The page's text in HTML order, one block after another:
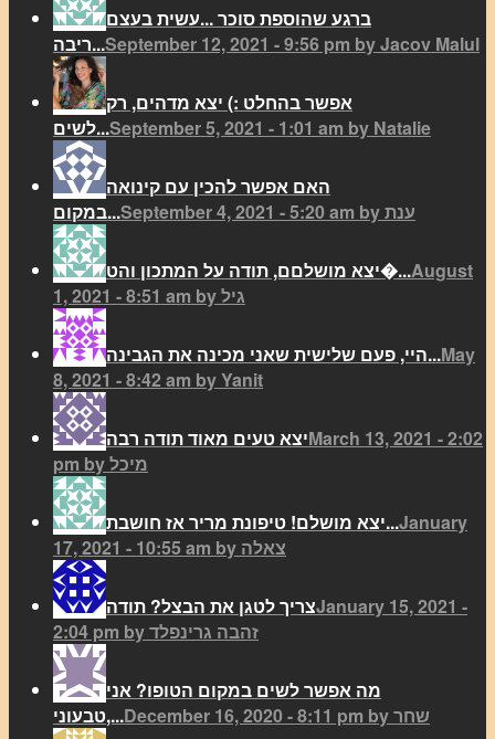
ברגע שהוספת סוכר ...עשית בעצם
ריבה...September 12, 2021 - 9:56 pm by Jacov Malul
אפשר בהחלט :) יצא מדהים, רק
לשים...September 5, 2021 - 1:01 am by Natalie
האם אפשר להכין עם קינואה
במקום...
September 4, 2021 - 5:20 am by ענת
יצא מושלםם, תודה על המתכון והט�...August
1, 2021 - 8:51 am by גיל
היי, פעם שלישית שאני מכינה את הגבינה...May
8, 2021 - 8:42 am by Yanit
יצא טעים מאוד תודה רבהMarch 13, 2021 - 2:02
pm by מיכל
יצא מושלם! טיפונת מריר אז חושבת...January
17, 2021 - 10:55 am by צאלה
צריך לטגן את הבצל? תודהJanuary 15, 2021 -
2:04 pm by זהבה גרינפלד
מה אפשר לשים במקום הטופו? אני
טבעוני,...
December 16, 2020 - 8:11 pm by שחר